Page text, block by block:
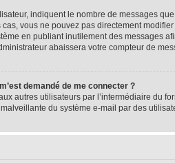
indiquent le nombre de messages
vous ne pouvez pas directement
en publiant inutilement des messages
abaissera votre compteur de
demandé de me connecter ?
autres utilisateurs par l’intermédiaire du
du système e-mail par des